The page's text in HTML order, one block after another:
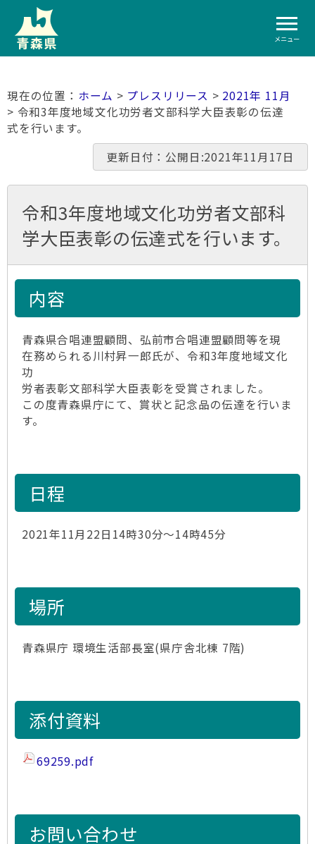
メニュー
ホーム > プレスリリース > 2021年 11月
> 令和3年度地域文化功労者文部科学大臣表彰の伝達
式を行います。
更新日付：公開日:2021年11月17日
令和3年度地域文化功労者文部科
学大臣表彰の伝達式を行います。
内容
青森県合唱連盟顧問、弘前市合唱連盟顧問等を現
在務められる川村昇一郎氏が、令和3年度地域文化
功
労者表彰文部科学大臣表彰を受賞されました。
この度青森県庁にて、賞状と記念品の伝達を行いま
す。
日程
2021年11月22日14時30分～14時45分
場所
青森県庁 環境生活部長室(県庁舎北棟 7階)
添付資料
69259.pdf
お問い合わせ